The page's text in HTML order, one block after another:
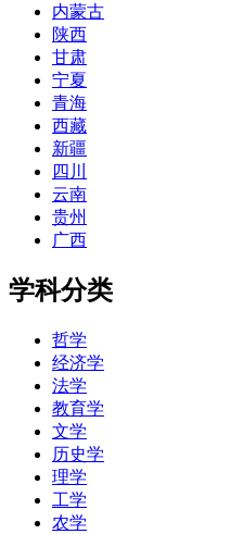
内蒙古
陕西
甘肃
宁夏
青海
西藏
新疆
四川
云南
贵州
广西
学科分类
哲学
经济学
法学
教育学
文学
历史学
理学
工学
农学